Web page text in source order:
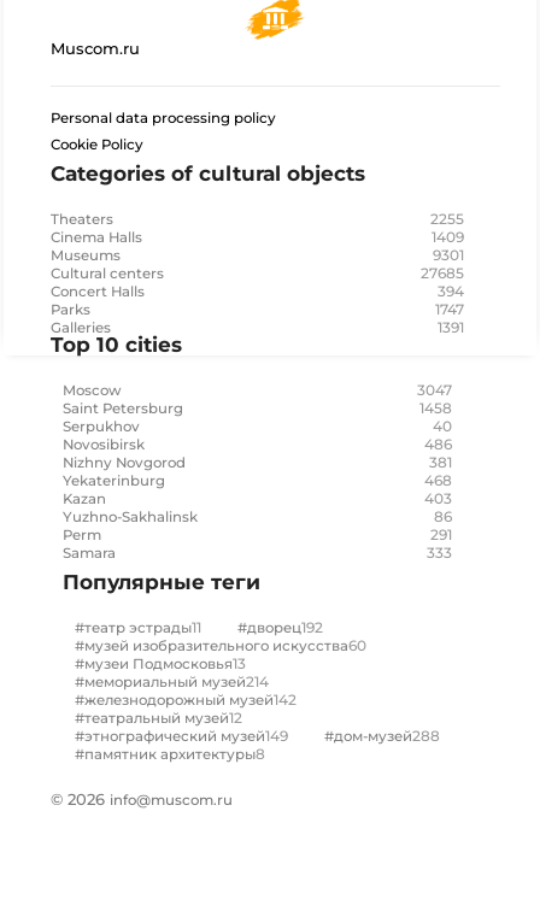
Muscom.ru
Personal data processing policy
Cookie Policy
Categories of cultural objects
Theaters 2255
Cinema Halls 1409
Museums 9301
Cultural centers 27685
Concert Halls 394
Parks 1747
Galleries 1391
Top 10 cities
Moscow 3047
Saint Petersburg 1458
Serpukhov 40
Novosibirsk 486
Nizhny Novgorod 381
Yekaterinburg 468
Kazan 403
Yuzhno-Sakhalinsk 86
Perm 291
Samara 333
Популярные теги
#театр эстрады11 #дворец192
#музей изобразительного искусства60
#музеи Подмосковья13
#мемориальный музей214
#железнодорожный музей142
#театральный музей12
#этнографический музей149 #дом-музей288
#памятник архитектуры8
© 2026 info@muscom.ru